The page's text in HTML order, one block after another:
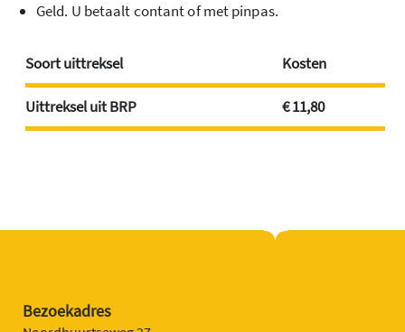
Geld. U betaalt contant of met pinpas.
Soort uittreksel Kosten
Uittreksel uit BRP € 11,80
Bezoekadres